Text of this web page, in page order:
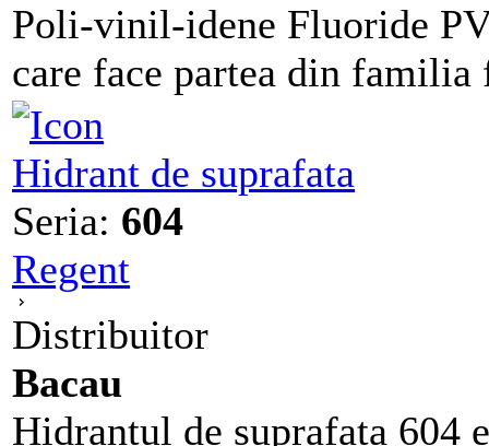
Poli-vinil-idene Fluoride
care face partea din
Hidrant de suprafata
Seria: 604
Regent
Distribuitor
Bacau
Hidrantul de suprafata 604